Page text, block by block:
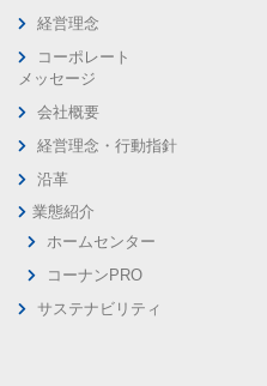
経営理念
コーポレート
メッセージ
会社概要
経営理念・行動指針
沿革
業態紹介
ホームセンター
コーナンPRO
サステナビリティ